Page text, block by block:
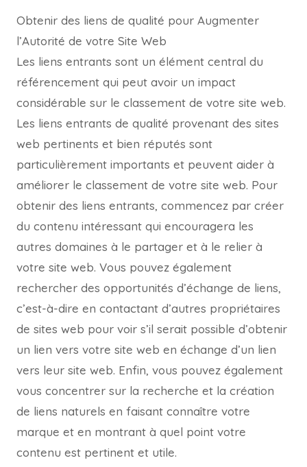
Obtenir des liens de qualité pour Augmenter
l’Autorité de votre Site Web
Les liens entrants sont un élément central du
référencement qui peut avoir un impact
considérable sur le classement de votre site web.
Les liens entrants de qualité provenant des sites
web pertinents et bien réputés sont
particulièrement importants et peuvent aider à
améliorer le classement de votre site web. Pour
obtenir des liens entrants, commencez par créer
du contenu intéressant qui encouragera les
autres domaines à le partager et à le relier à
votre site web. Vous pouvez également
rechercher des opportunités d’échange de liens,
c’est-à-dire en contactant d’autres propriétaires
de sites web pour voir s’il serait possible d’obtenir
un lien vers votre site web en échange d’un lien
vers leur site web. Enfin, vous pouvez également
vous concentrer sur la recherche et la création
de liens naturels en faisant connaître votre
marque et en montrant à quel point votre
contenu est pertinent et utile.